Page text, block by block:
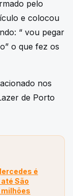
pelo
e colocou
“ vou pegar
o que fez os
nos
de Porto
é
São